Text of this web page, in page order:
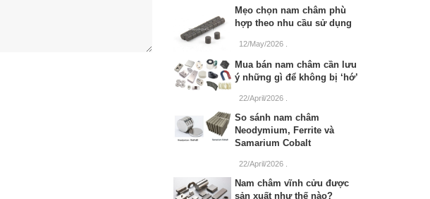
Mẹo chọn nam châm phù
hợp theo nhu cầu sử dụng
12/May/2026
Mua bán nam châm cần lưu
ý những gì để không bị ‘hớ’
22/April/2026
So sánh nam châm
Neodymium, Ferrite và
Samarium Cobalt
22/April/2026
Nam châm vĩnh cửu được
sản xuất như thế nào?